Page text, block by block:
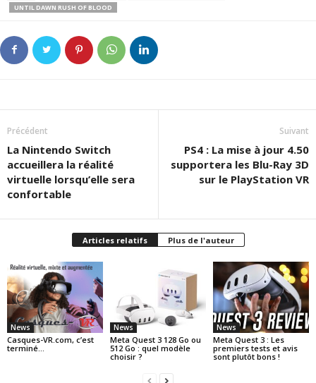
UNTIL DAWN RUSH OF BLOOD
Précédent
La Nintendo Switch
accueillera la réalité
virtuelle lorsqu’elle sera
confortable
Suivant
PS4 : La mise à jour 4.50
supportera les Blu-Ray 3D
sur le PlayStation VR
Articles relatifs Plus de l'auteur
News
Casques-VR.com, c’est
terminé…
News
Meta Quest 3 128 Go ou
512 Go : quel modèle
choisir ?
News
Meta Quest 3 : Les
premiers tests et avis
sont plutôt bons !